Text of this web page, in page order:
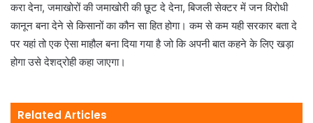
करा देना, जमाखोरों की जमाखोरी की छूट दे देना, बिजली सेक्टर में जन विरोधी
कानून बना देने से किसानों का कौन सा हित होगा। कम से कम यही सरकार बता दे
पर यहां तो एक ऐसा माहौल बना दिया गया है जो कि अपनी बात कहने के लिए खड़ा
होगा उसे देशद्रोही कहा जाएगा।
Related Articles